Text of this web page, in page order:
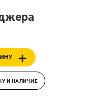
И НАЛИЧИЕ